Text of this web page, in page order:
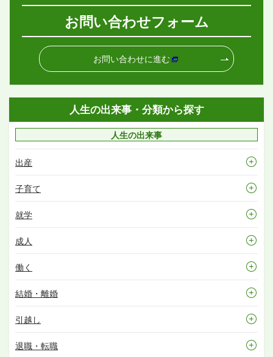
お問い合わせフォーム
お問い合わせに進む
人生の出来事・分類から探す
人生の出来事
出産
子育て
就学
成人
働く
結婚・離婚
引越し
退職・転職